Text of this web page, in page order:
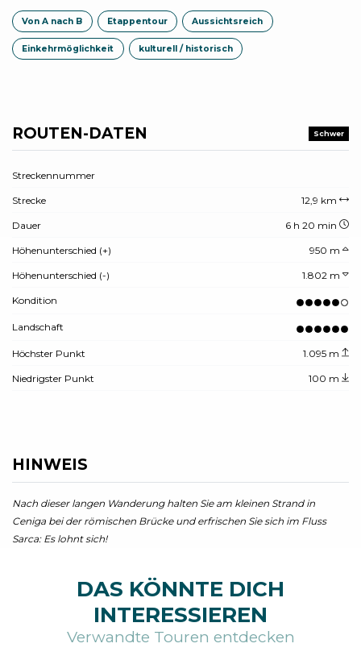
Von A nach B Etappentour Aussichtsreich
Einkehrmöglichkeit kulturell / historisch
ROUTEN-DATEN Schwer
Streckennummer
Strecke 12,9 km
Dauer 6 h 20 min
Höhenunterschied (+) 950 m
Höhenunterschied (-) 1.802 m
Kondition
Landschaft
Höchster Punkt 1.095 m
Niedrigster Punkt 100 m
HINWEIS
Nach dieser langen Wanderung halten Sie am kleinen Strand in
Ceniga bei der römischen Brücke und erfrischen Sie sich im Fluss
Sarca: Es lohnt sich!
DAS KÖNNTE DICH
INTERESSIEREN
Verwandte Touren entdecken